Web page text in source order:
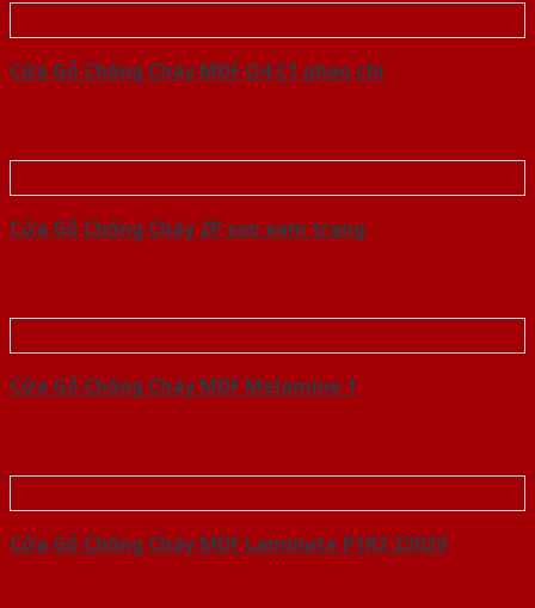
Cửa Gỗ Chống Cháy MDF O4 C1 phao chi
Cửa Gỗ Chống Cháy 2P son xam trang
Cửa Gỗ Chống Cháy MDF Melamine 1
Cửa Gỗ Chống Cháy MDF Laminate P1R2 23029